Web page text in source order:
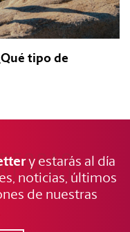
tipo de
y estarás al día
noticias, últimos
de nuestras